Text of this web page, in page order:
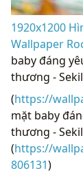
1920x1200
Wallpaper
baby đáng
thương -
(https://
mặt baby
thương -
(https://
806131)